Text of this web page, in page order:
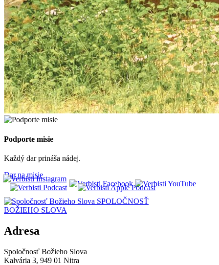
Podporte misie
Každý dar prináša nádej.
Dar na misie
SPOLOČNOSŤ
BOŽIEHO SLOVA
Adresa
Spoločnosť Božieho Slova
Kalvária 3, 949 01 Nitra